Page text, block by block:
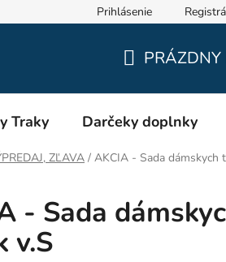
a výstroj pre hasičov RHEA SK
Prihlásenie
KOŠÍK
PRÁZDNY
Traky Darčeky doplnky
ZĽAVA / AKCIA - Sada dámskych
- Sada
v.S